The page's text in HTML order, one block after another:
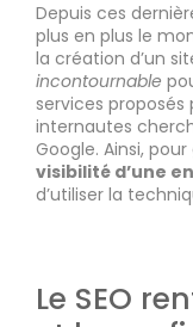
Depuis ces
plus en plus le
la création d’un
incontournable
services proposés
internautes
Google. Ainsi,
visibilité d’une
d’utiliser la
Le SEO